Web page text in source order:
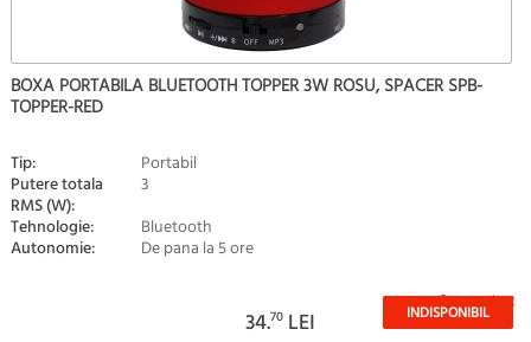
BOXA PORTABILA BLUETOOTH TOPPER 3W ROSU, SPACER SPB-
TOPPER-RED
Tip: Portabil
Putere totala
RMS (W):
3
Tehnologie:
Bluetooth
Autonomie: De pana la 5 ore
Stoc epuizat
34.70 LEI INDISPONIBIL